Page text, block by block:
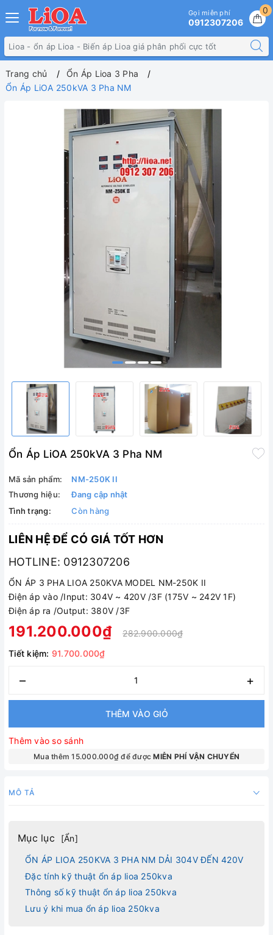
0
Gọi miễn phí
0912307206
Trang chủ
Ổn Áp Lioa 3 Pha
Ổn Áp LiOA 250kVA 3 Pha NM
Ổn Áp LiOA 250kVA 3 Pha NM
Mã sản phẩm:
NM-250K II
Thương hiệu:
Đang cập nhật
Tình trạng:
Còn hàng
LIÊN HỆ ĐỂ CÓ GIÁ TỐT HƠN
HOTLINE: 0912307206
ỔN ÁP 3 PHA LIOA 250KVA MODEL NM-250K II
Điện áp vào /Input: 304V ~ 420V /3F (175V ~ 242V 1F)
Điện áp ra /Output: 380V /3F
191.200.000₫
282.900.000₫
Tiết kiệm: 91.700.000₫
– +
THÊM VÀO GIỎ
Thêm vào so sánh
Mua thêm 15.000.000₫ để đượcMIỄN PHÍ VẬN CHUYỂN
MÔ TẢ
Mục lục [Ẩn]
ỔN ÁP LIOA 250KVA 3 PHA NM DẢI 304V ĐẾN 420V
Đặc tính kỹ thuật ổn áp lioa 250kva
Thông số kỹ thuật ổn áp lioa 250kva
Lưu ý khi mua ổn áp lioa 250kva